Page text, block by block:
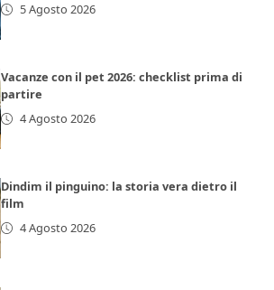
5 Agosto 2026
Vacanze con il pet 2026: checklist prima di
partire
4 Agosto 2026
Dindim il pinguino: la storia vera dietro il
film
4 Agosto 2026